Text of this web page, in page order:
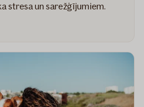
stresa un sarežģījumiem.